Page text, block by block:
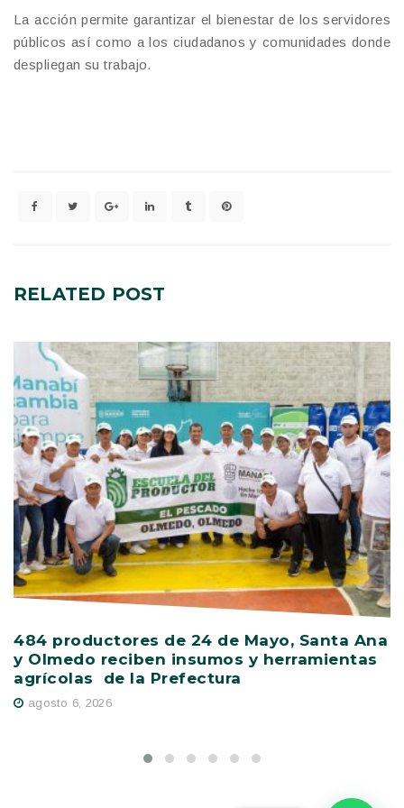
La acción permite garantizar el bienestar de los servidores
públicos así como a los ciudadanos y comunidades donde
despliegan su trabajo.
RELATED POST
484 productores de 24 de Mayo, Santa Ana
y Olmedo reciben insumos y herramientas
agrícolas de la Prefectura
agosto 6, 2026